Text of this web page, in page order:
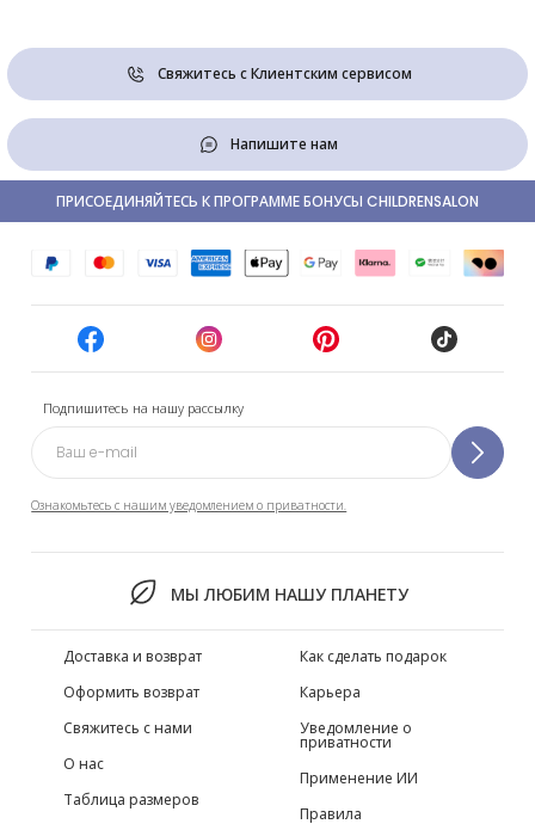
Свяжитесь с Клиентским сервисом
Напишите нам
Подпишитесь на нашу рассылку
Ознакомьтесь с нашим уведомлением о приватности.
МЫ ЛЮБИМ НАШУ ПЛАНЕТУ
ПРИСОЕДИНЯЙТЕСЬ К ПРОГРАММЕ БОНУСЫ CHILDRENSALON
Доставка и возврат
Оформить возврат
Свяжитесь с нами
О нас
Таблица размеров
Как сделать подарок
Карьера
Уведомление о
приватности
Применение ИИ
Правила